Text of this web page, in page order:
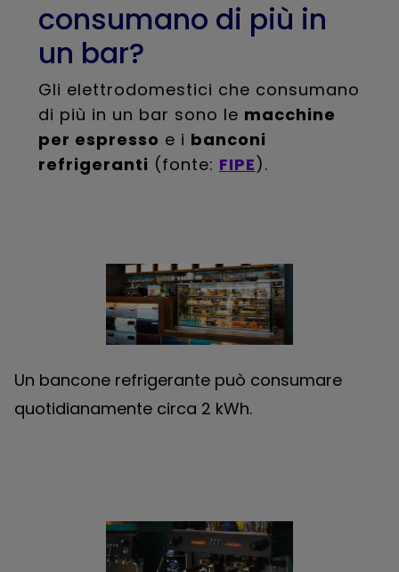
consumano di più in
un bar?
Gli elettrodomestici che consumano
di più in un bar sono le macchine
per espresso e i banconi
refrigeranti (fonte: FIPE).
Un bancone refrigerante può consumare
quotidianamente circa 2 kWh.